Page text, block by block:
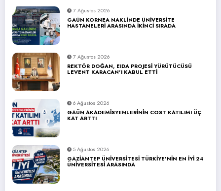
7 Ağustos 2026
GAÜN KORNEA NAKLİNDE ÜNİVERSİTE
HASTANELERİ ARASINDA İKİNCİ SIRADA
7 Ağustos 2026
REKTÖR DOĞAN, EIDA PROJESİ YÜRÜTÜCÜSÜ
LEVENT KARACAN’I KABUL ETTİ
6 Ağustos 2026
GAÜN AKADEMİSYENLERİNİN COST KATILIMI ÜÇ
KAT ARTTI
5 Ağustos 2026
GAZİANTEP ÜNİVERSİTESİ TÜRKİYE’NİN EN İYİ 24
ÜNİVERSİTESİ ARASINDA